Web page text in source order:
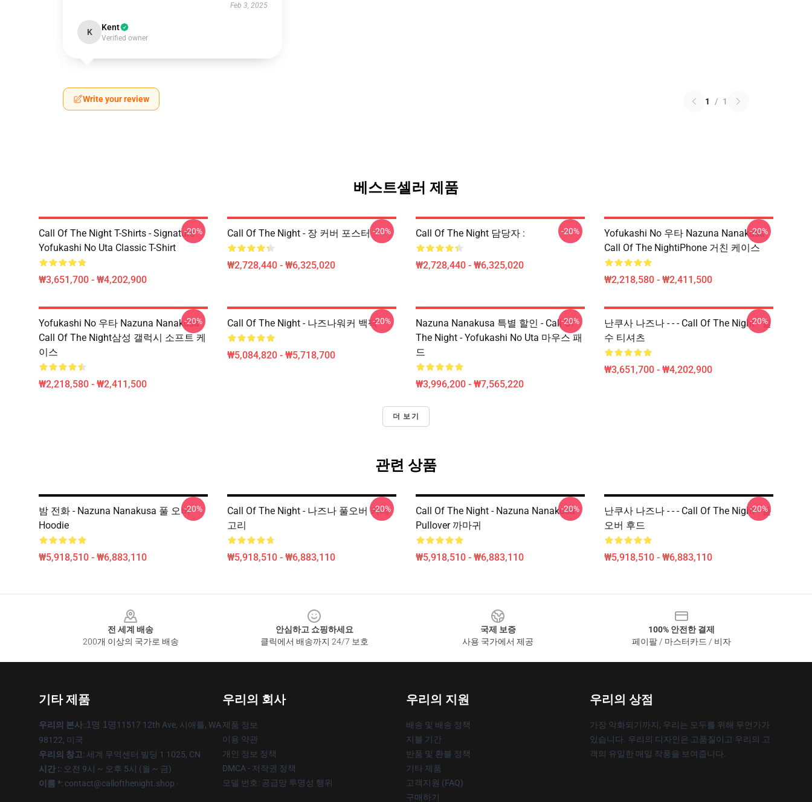
Feb 3, 2025
K Kent
Verified owner
Write your review 1 / 1
베스트셀러 제품
Call Of The Night T-Shirts - Signature
Yofukashi No Uta Classic T-Shirt
₩3,651,700 - ₩4,202,900
-20% Call Of The Night - 장 커버 포스터
₩2,728,440 - ₩6,325,020
-20% Call Of The Night 담당자 :
₩2,728,440 - ₩6,325,020
-20%
Yofukashi No 우타 Nazuna Nanakusa
Call Of The NightiPhone 거친 케이스
₩2,218,580 - ₩2,411,500
-20%
Yofukashi No 우타 Nazuna Nanakusa
Call Of The Night삼성 갤럭시 소프트 케
이스
₩2,218,580 - ₩2,411,500
-20% Call Of The Night - 나즈나워커 백팩
₩5,084,820 - ₩5,718,700
-20%
Nazuna Nanakusa 특별 할인 - Call Of
The Night - Yofukashi No Uta 마우스 패
드
₩3,996,200 - ₩7,565,220
-20%
난쿠사 나즈나 - - - Call Of The Night - 필
수 티셔츠
₩3,651,700 - ₩4,202,900
-20%
더 보기
관련 상품
밤 전화 - Nazuna Nanakusa 풀 오버
Hoodie
₩5,918,510 - ₩6,883,110
-20%
Call Of The Night - 나즈나 풀오버 카테
고리
₩5,918,510 - ₩6,883,110
-20%
Call Of The Night - Nazuna Nanakusa
Pullover 까마귀
₩5,918,510 - ₩6,883,110
-20%
난쿠사 나즈나 - - - Call Of The Night - 풀
오버 후드
₩5,918,510 - ₩6,883,110
-20%
전 세계 배송
200개 이상의 국가로 배송
안심하고 쇼핑하세요
클릭에서 배송까지 24/7 보호
국제 보증
사용 국가에서 제공
100% 안전한 결제
페이팔 / 마스터카드 / 비자
기타 제품
우리의 본사::1명 1명11517 12th Ave, 시애틀, WA
98122, 미국
우리의 창고: 세계 무역센터 빌딩 1 1025, CN
시간 :: 오전 9시 ~ 오후 5시 (월 ~ 금)
이름 *: contact@callofthenight.shop ·
우리의 회사
제품 정보
이용 약관
개인 정보 정책
DMCA - 저작권 정책
모델 번호: 공급망 투명성 행위
우리의 지원
배송 및 배송 정책
지불 기간
반품 및 환불 정책
기타 제품
고객지원 (FAQ)
구매하기
우리의 상점
가장 악화되기까지, 우리는 모두를 위해 무언가가
있습니다. 우리의 디자인은 고품질이고 우리의 고
객의 유일한 매일 작풍을 보여줍니다.